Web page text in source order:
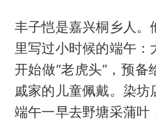
丰子恺是嘉兴桐乡人。
里写过小时候的端午：
开始做“老虎头”，预备
戚家的儿童佩戴。染坊
端午一早去野塘采蒲叶